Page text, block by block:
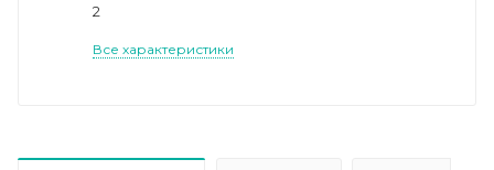
2
Все характеристики